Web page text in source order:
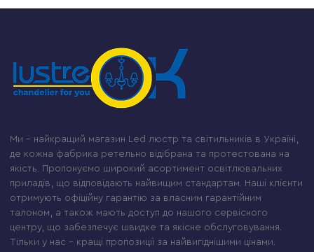
Ми – найкращий магазин Led люстр та світильників в Україні,
де кожна фабрика ретельно відібрана та протестована на
якість. Пропонуємо широкий асортимент освітлювальних
приладів, що відповідають найвищим стандартам. Наші клієнти
отримують офіційну гарантію за власним гарантійним
талоном, а також мають доступ до нашого сервісного
центру, що забезпечує швидке та якісне обслуговування.
Тільки у нас – кращі пропозиції за найвигіднішими цінами.